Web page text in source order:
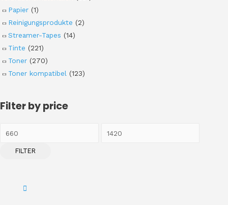
Papier (1)
Reinigungsprodukte (2)
Streamer-Tapes (14)
Tinte (221)
Toner (270)
Toner kompatibel (123)
Filter by price
FILTER